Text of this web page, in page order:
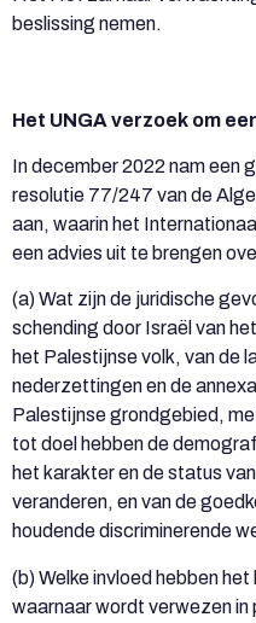
beslissing nemen.
Het UNGA verzoek om
In december 2022 nam een
resolutie 77/247 van de
aan, waarin het
een advies uit te brengen
(a) Wat zijn de juridische
schending door Israël van
het Palestijnse volk, van de
nederzettingen en de
Palestijnse grondgebied,
tot doel hebben de
het karakter en de status
veranderen, en van de
houdende discriminerende
(b) Welke invloed hebben
waarnaar wordt verwezen